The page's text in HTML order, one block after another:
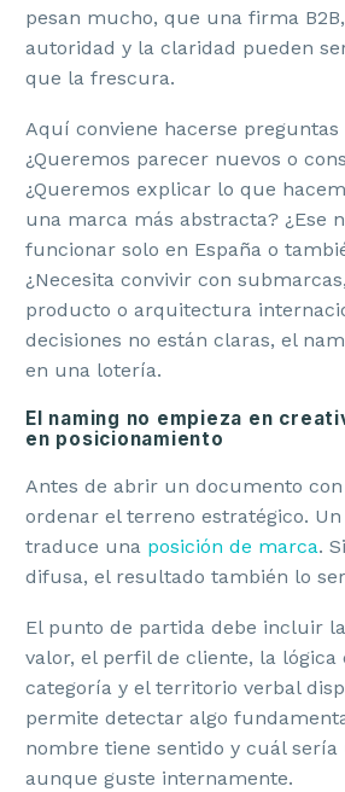
pesan mucho, que una firma
autoridad y la claridad pueden
que la frescura.
Aquí conviene hacerse preguntas
¿Queremos parecer nuevos o
¿Queremos explicar lo que
una marca más abstracta? ¿Ese
funcionar solo en España o
¿Necesita convivir con
producto o arquitectura
decisiones no están claras, el
en una lotería.
El naming no empieza en
en posicionamiento
Antes de abrir un documento con
ordenar el terreno estratégico.
traduce una posición de marca.
difusa, el resultado también lo
El punto de partida debe incluir
valor, el perfil de cliente, la
categoría y el territorio verbal
permite detectar algo
nombre tiene sentido y cuál
aunque guste internamente.